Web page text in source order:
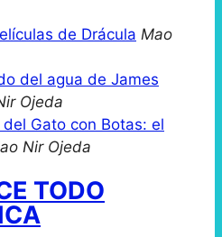
de Drácula Mao
del agua de James
Ojeda
Gato con Botas: el
Nir Ojeda
TODO